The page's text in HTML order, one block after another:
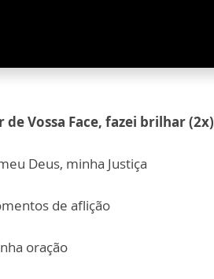
Vossa Face, fazei brilhar (2x)
Deus, minha Justiça
de aflição
oração